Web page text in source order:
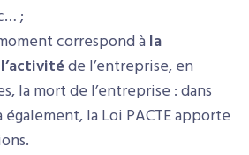
;
correspond àla
de l’entreprise, en
la mort de l’entreprise : dans
la Loi PACTE apporte